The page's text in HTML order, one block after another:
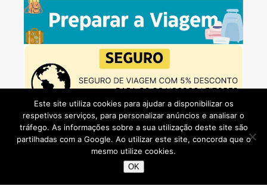
Este site utiliza cookies para ajudar a disponibilizar os
respetivos serviços, para personalizar anúncios e analisar o
tráfego. As informações sobre a sua utilização deste site são
partilhadas com a Google. Ao utilizar este site, concorda que o
mesmo utilize cookies.
OK